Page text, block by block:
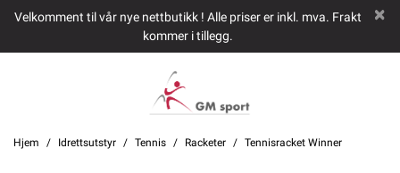
Velkomment til vår nye nettbutikk ! Alle priser er inkl. mva. Frakt
kommer i tillegg.
Hjem Idrettsutstyr Tennis Racketer Tennisracket Winner